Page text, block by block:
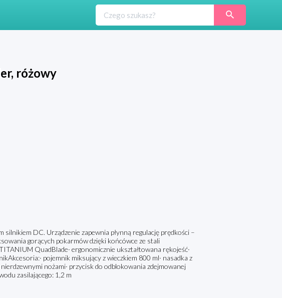
różowy
DC. Urządzenie zapewnia płynną regulację prędkości –
gorących pokarmów dzięki końcówce ze stali
QuadBlade· ergonomicznie ukształtowana rękojeść·
pojemnik miksujący z wieczkiem 800 ml· nasadka z
nożami· przycisk do odblokowania zdejmowanej
zasilającego: 1,2 m